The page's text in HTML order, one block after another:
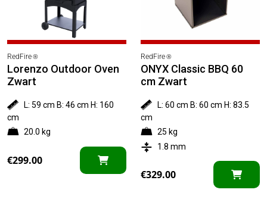
RedFire®
Lorenzo Outdoor Oven
Zwart
L: 59 cm B: 46 cm H: 160
cm
20.0 kg
€299.00
RedFire®
ONYX Classic BBQ 60
cm Zwart
L: 60 cm B: 60 cm H: 83.5
cm
25 kg
1.8 mm
€329.00